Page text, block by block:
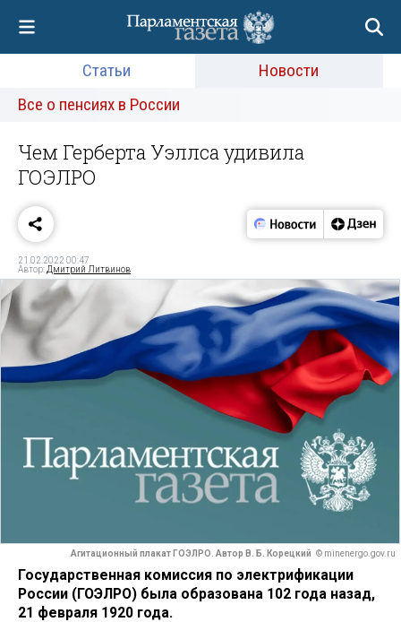
Статьи
Новости
Все о пенсиях в России
Чем Герберта Уэллса удивила
ГОЭЛРО
21.02.2022 00:47
Автор: Дмитрий Литвинов
Агитационный плакат ГОЭЛРО. Автор В. Б. Корецкий © minenergo.gov.ru
Государственная комиссия по электрификации
России (ГОЭЛРО) была образована 102 года назад,
21 февраля 1920 года.